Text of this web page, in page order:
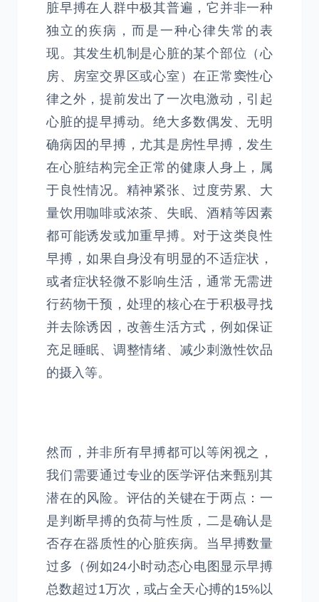
脏早搏在人群中极其普遍，它并非一种
独立的疾病，而是一种心律失常的表
现。其发生机制是心脏的某个部位（心
房、房室交界区或心室）在正常窦性心
律之外，提前发出了一次电激动，引起
心脏的提早搏动。绝大多数偶发、无明
确病因的早搏，尤其是房性早搏，发生
在心脏结构完全正常的健康人身上，属
于良性情况。精神紧张、过度劳累、大
量饮用咖啡或浓茶、失眠、酒精等因素
都可能诱发或加重早搏。对于这类良性
早搏，如果自身没有明显的不适症状，
或者症状轻微不影响生活，通常无需进
行药物干预，处理的核心在于积极寻找
并去除诱因，改善生活方式，例如保证
充足睡眠、调整情绪、减少刺激性饮品
的摄入等。
然而，并非所有早搏都可以等闲视之，
我们需要通过专业的医学评估来甄别其
潜在的风险。评估的关键在于两点：一
是判断早搏的负荷与性质，二是确认是
否存在器质性的心脏疾病。当早搏数量
过多（例如24小时动态心电图显示早搏
总数超过1万次，或占全天心搏的15%以